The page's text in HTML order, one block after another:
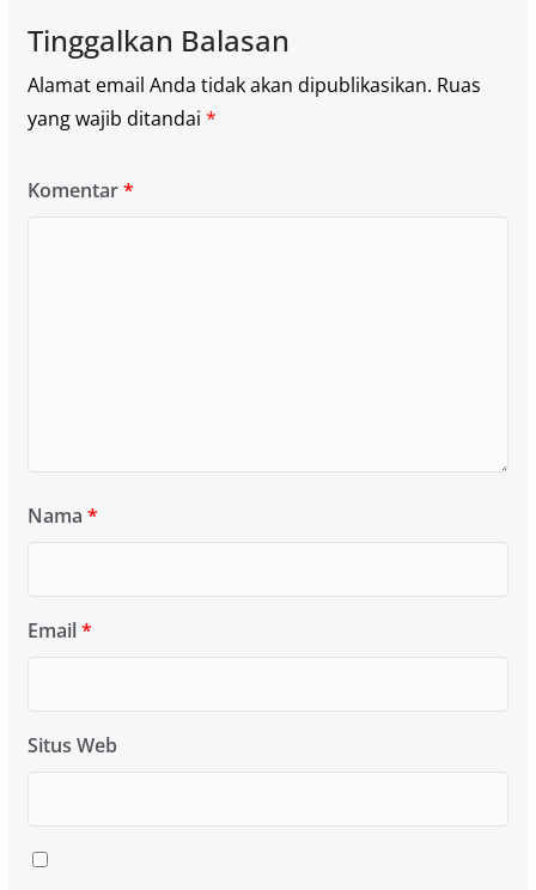
Tinggalkan Balasan
Alamat email Anda tidak akan dipublikasikan. Ruas
yang wajib ditandai *
Komentar*
Nama *
Email*
Situs Web